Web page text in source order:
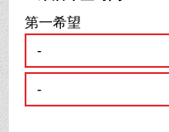
第一希望